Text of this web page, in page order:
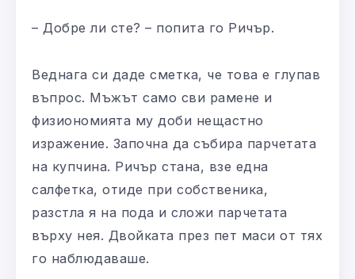
– Добре ли сте? – попита го Ричър.
Веднага си даде сметка, че това е глупав
въпрос. Мъжът само сви рамене и
физиономията му доби нещастно
изражение. Започна да събира парчетата
на купчина. Ричър стана, взе една
салфетка, отиде при собственика,
разстла я на пода и сложи парчетата
върху нея. Двойката през пет маси от тях
го наблюдаваше.